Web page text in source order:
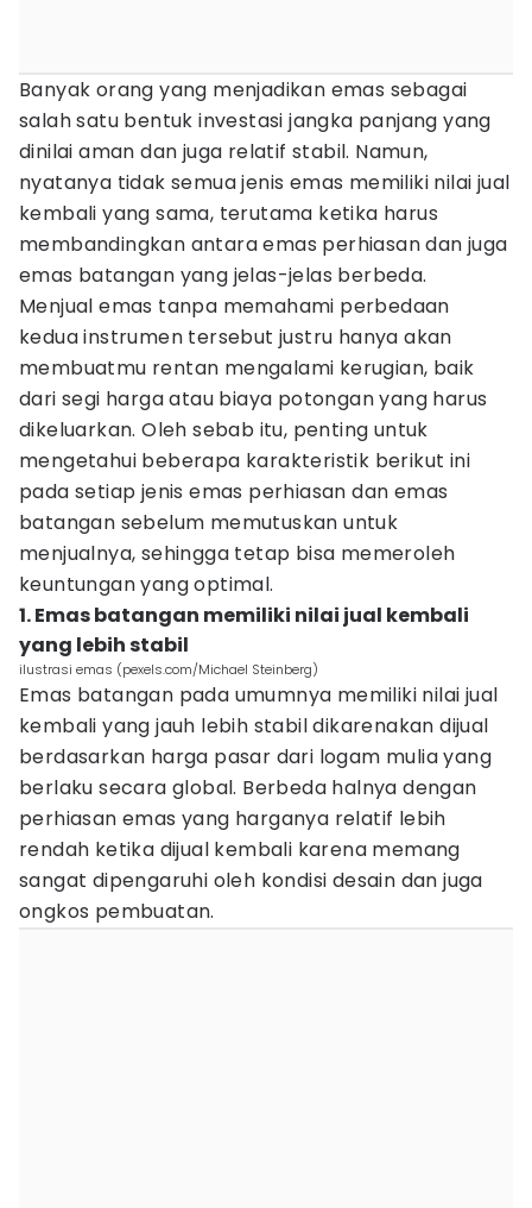
Banyak orang yang menjadikan emas sebagai
salah satu bentuk investasi jangka panjang yang
dinilai aman dan juga relatif stabil. Namun,
nyatanya tidak semua jenis emas memiliki nilai jual
kembali yang sama, terutama ketika harus
membandingkan antara emas perhiasan dan juga
emas batangan yang jelas-jelas berbeda.
Menjual emas tanpa memahami perbedaan
kedua instrumen tersebut justru hanya akan
membuatmu rentan mengalami kerugian, baik
dari segi harga atau biaya potongan yang harus
dikeluarkan. Oleh sebab itu, penting untuk
mengetahui beberapa karakteristik berikut ini
pada setiap jenis emas perhiasan dan emas
batangan sebelum memutuskan untuk
menjualnya, sehingga tetap bisa memeroleh
keuntungan yang optimal.
1. Emas batangan memiliki nilai jual kembali
yang lebih stabil
ilustrasi emas (pexels.com/Michael Steinberg)
Emas batangan pada umumnya memiliki nilai jual
kembali yang jauh lebih stabil dikarenakan dijual
berdasarkan harga pasar dari logam mulia yang
berlaku secara global. Berbeda halnya dengan
perhiasan emas yang harganya relatif lebih
rendah ketika dijual kembali karena memang
sangat dipengaruhi oleh kondisi desain dan juga
ongkos pembuatan.